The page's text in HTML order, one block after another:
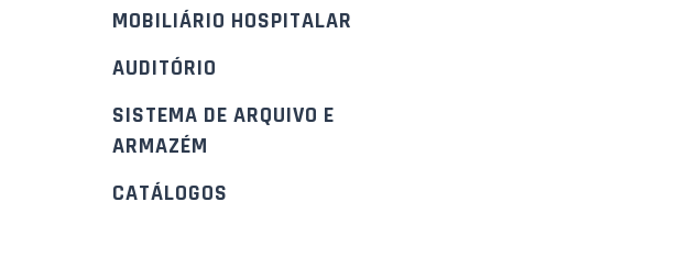
MOBILIÁRIO HOSPITALAR
AUDITÓRIO
SISTEMA DE ARQUIVO E
ARMAZÉM
CATÁLOGOS